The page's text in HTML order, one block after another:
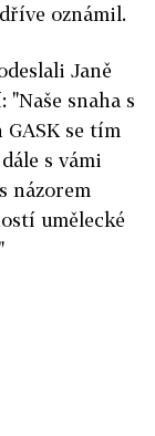
oznámil.
Janě
snaha s
se tím
s vámi
názorem
umělecké